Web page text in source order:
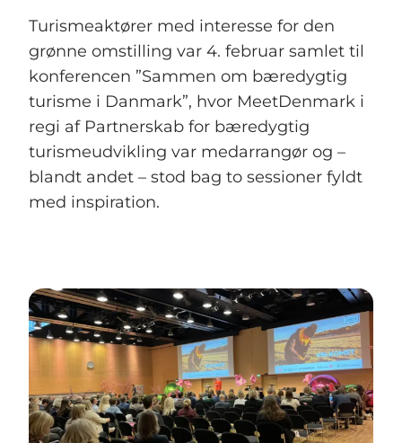
Turismeaktører med interesse for den
grønne omstilling var 4. februar samlet til
konferencen ”Sammen om bæredygtig
turisme i Danmark”, hvor MeetDenmark i
regi af Partnerskab for bæredygtig
turismeudvikling var medarrangør og –
blandt andet – stod bag to sessioner fyldt
med inspiration.